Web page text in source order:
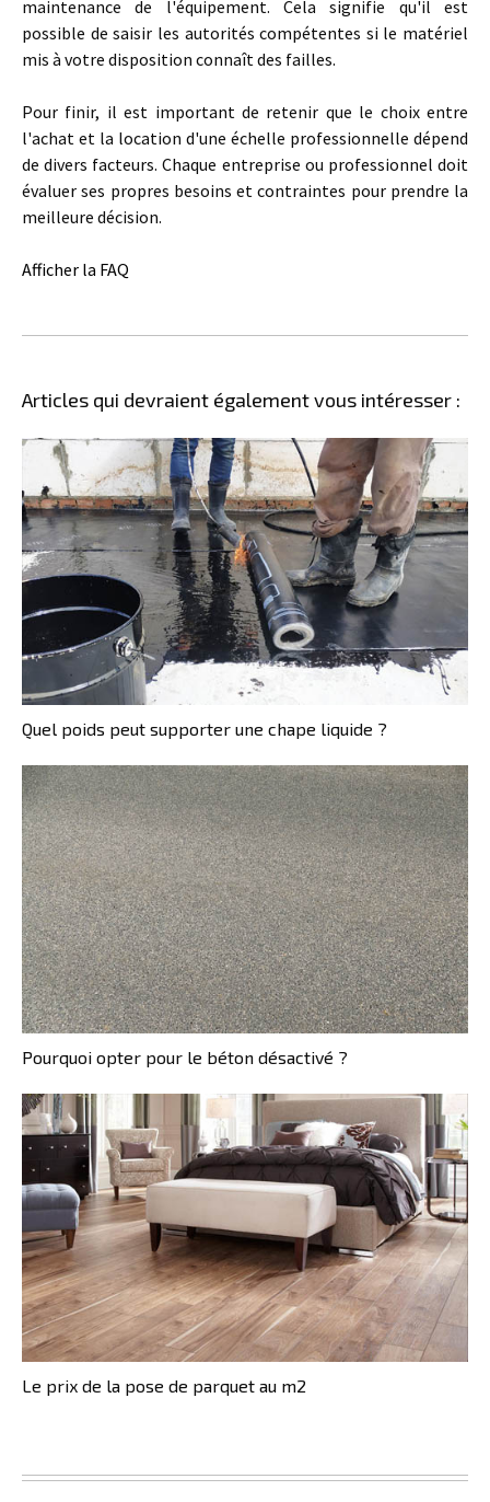
maintenance de l'équipement. Cela signifie qu'il est
possible de saisir les autorités compétentes si le matériel
mis à votre disposition connaît des failles.
Pour finir, il est important de retenir que le choix entre
l'achat et la location d'une échelle professionnelle dépend
de divers facteurs. Chaque entreprise ou professionnel doit
évaluer ses propres besoins et contraintes pour prendre la
meilleure décision.
Afficher la FAQ
Articles qui devraient également vous intéresser :
Quel poids peut supporter une chape liquide ?
Pourquoi opter pour le béton désactivé ?
Le prix de la pose de parquet au m2